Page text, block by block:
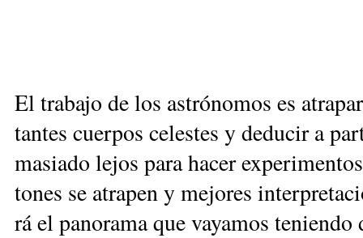
El tra­ba­jo de los as­tró­no­mos es
tan­tes cuer­pos ce­les­tes y de­du­cir a
ma­sia­do le­jos pa­ra ha­cer
to­nes se atra­pen y me­jo­res
rá el pa­no­ra­ma que va­ya­mos